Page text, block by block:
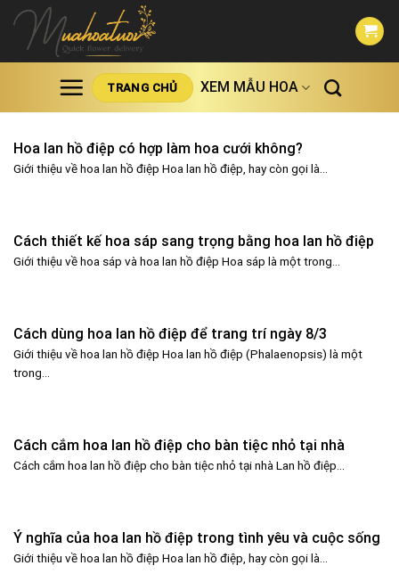
Skip
content
TRANG CHỦ XEM MẪU HOA
Hoa lan hồ điệp có hợp làm hoa cưới không?
Giới thiệu về hoa lan hồ điệp Hoa lan hồ điệp, hay còn gọi là...
Cách thiết kế hoa sáp sang trọng bằng hoa lan hồ điệp
Giới thiệu về hoa sáp và hoa lan hồ điệp Hoa sáp là một trong...
Cách dùng hoa lan hồ điệp để trang trí ngày 8/3
Giới thiệu về hoa lan hồ điệp Hoa lan hồ điệp (Phalaenopsis) là một
trong...
Cách cắm hoa lan hồ điệp cho bàn tiệc nhỏ tại nhà
Cách cắm hoa lan hồ điệp cho bàn tiệc nhỏ tại nhà Lan hồ điệp...
Ý nghĩa của hoa lan hồ điệp trong tình yêu và cuộc sống
Giới thiệu về hoa lan hồ điệp Hoa lan hồ điệp, hay còn gọi là...